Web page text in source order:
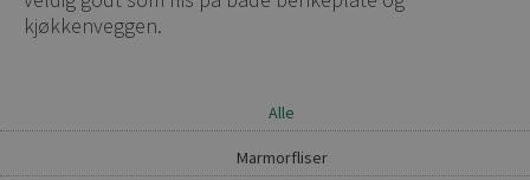
kjøkkenveggen.
Alle
Marmorfliser